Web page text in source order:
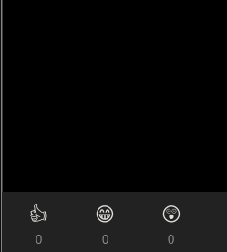
👍
0
😁
0
😲
0